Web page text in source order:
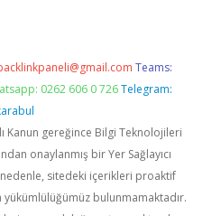
Teams:
0262 606 0 726 Telegram:
Kanun gereğince Bilgi Teknolojileri
onaylanmış bir Yer Sağlayıcı
sitedeki içerikleri proaktif
bulunmamaktadır.